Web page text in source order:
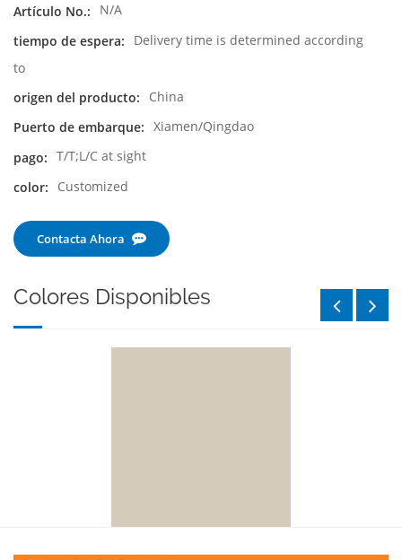
Artículo No.:
N/A
tiempo de espera:
Delivery time is determined according
to
origen del producto:
China
Puerto de embarque: Xiamen/Qingdao
pago: T/T;L/C at sight
color:
Customized
Contacta Ahora
Colores Disponibles